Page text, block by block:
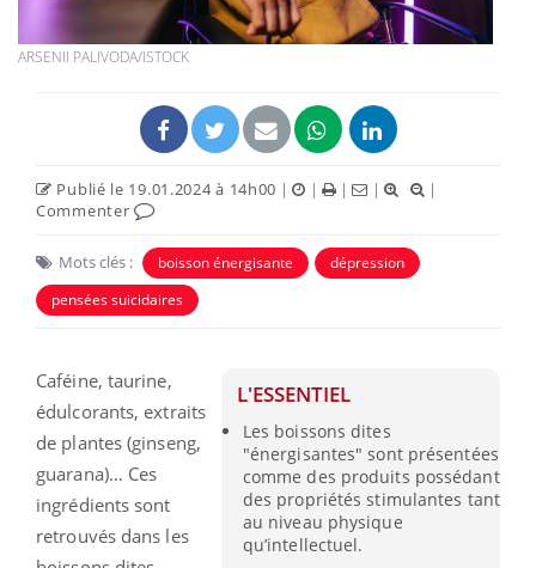
ARSENII PALIVODA/ISTOCK
Publié le 19.01.2024 à 14h00 | | | |
|
Commenter
Mots clés : boisson énergisante
dépression
pensées suicidaires
L'ESSENTIEL
Les boissons dites
"énergisantes" sont présentées
comme des produits possédant
des propriétés stimulantes tant
au niveau physique
qu’intellectuel.
Caféine, taurine,
édulcorants, extraits
de plantes (ginseng,
guarana)… Ces
ingrédients sont
retrouvés dans les